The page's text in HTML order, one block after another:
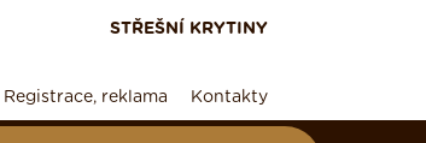
STŘEŠNÍ KRYTINY
Registrace, reklama Kontakty